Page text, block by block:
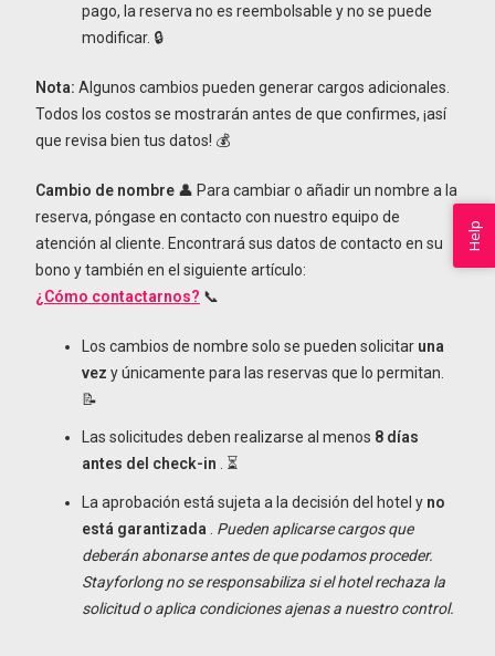
pago, la reserva no es reembolsable y no se puede
modificar. 🔒
Nota: Algunos cambios pueden generar cargos adicionales.
Todos los costos se mostrarán antes de que confirmes, ¡así
que revisa bien tus datos! 💰
Cambio de nombre 👤 Para cambiar o añadir un nombre a la
reserva, póngase en contacto con nuestro equipo de
atención al cliente. Encontrará sus datos de contacto en su
bono y también en el siguiente artículo:
¿Cómo contactarnos? 📞
Los cambios de nombre solo se pueden solicitar una
vez y únicamente para las reservas que lo permitan.
📝
Las solicitudes deben realizarse al menos 8 días
antes del check-in . ⏳
La aprobación está sujeta a la decisión del hotel y no
está garantizada
Pueden aplicarse cargos que
deberán abonarse antes de que podamos proceder.
Stayforlong no se responsabiliza si el hotel rechaza la
solicitud o aplica condiciones ajenas a nuestro control.
Help